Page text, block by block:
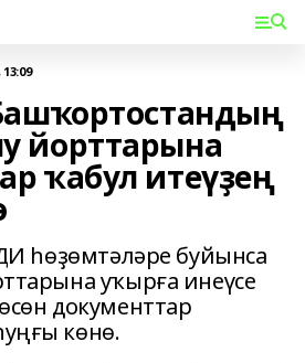
йорттарына
ҡабул итеүҙең
һөҙөмтәләре буйынса
уҡырға инеүсе
документтар
көнө.